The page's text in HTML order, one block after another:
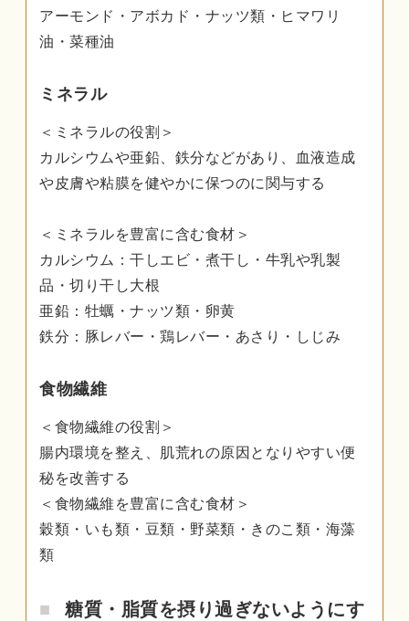
アーモンド・アボカド・ナッツ類・ヒマワリ
油・菜種油
ミネラル
＜ミネラルの役割＞
カルシウムや亜鉛、鉄分などがあり、血液造成
や皮膚や粘膜を健やかに保つのに関与する
＜ミネラルを豊富に含む食材＞
カルシウム：干しエビ・煮干し・牛乳や乳製
品・切り干し大根
亜鉛：牡蠣・ナッツ類・卵黄
鉄分：豚レバー・鶏レバー・あさり・しじみ
食物繊維
＜食物繊維の役割＞
腸内環境を整え、肌荒れの原因となりやすい便
秘を改善する
＜食物繊維を豊富に含む食材＞
穀類・いも類・豆類・野菜類・きのこ類・海藻
類
糖質・脂質を摂り過ぎないようにす